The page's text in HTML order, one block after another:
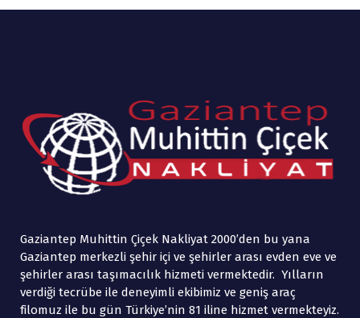
Gaziantep Muhittin Çiçek Nakliyat 2000’den bu yana
Gaziantep merkezli şehir içi ve şehirler arası evden eve ve
şehirler arası taşımacılık hizmeti vermektedir. Yılların
verdiği tecrübe ile deneyimli ekibimiz ve geniş araç
filomuz ile bu gün Türkiye’nin 81 iline hizmet vermekteyiz.